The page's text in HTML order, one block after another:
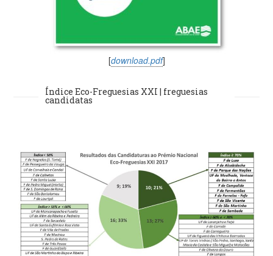
[download.pdf]
Índice Eco-Freguesias XXI | freguesias
candidatas